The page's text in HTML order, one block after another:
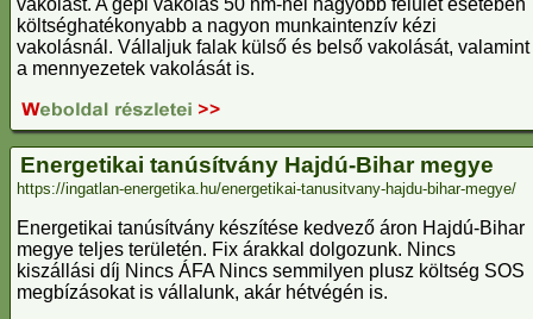
vakolást. A gépi vakolás 50 nm-nél nagyobb felület esetében
költséghatékonyabb a nagyon munkaintenzív kézi
vakolásnál. Vállaljuk falak külső és belső vakolását, valamint
a mennyezetek vakolását is.
Energetikai tanúsítvány Hajdú-Bihar megye
https://ingatlan-energetika.hu/energetikai-tanusitvany-hajdu-bihar-megye/
Energetikai tanúsítvány készítése kedvező áron Hajdú-Bihar
megye teljes területén. Fix árakkal dolgozunk. Nincs
kiszállási díj Nincs ÁFA Nincs semmilyen plusz költség SOS
megbízásokat is vállalunk, akár hétvégén is.